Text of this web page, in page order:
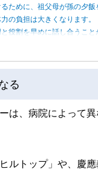
ために、祖父母が孫の夕
の負担は大きくなります
役割を早めに話し合うこと
る
は、病院によって
ルトップ」や、慶